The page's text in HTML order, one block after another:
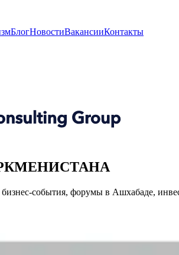
БлогНовостиВакансииКонтакты
события, форумы в Ашхабаде,